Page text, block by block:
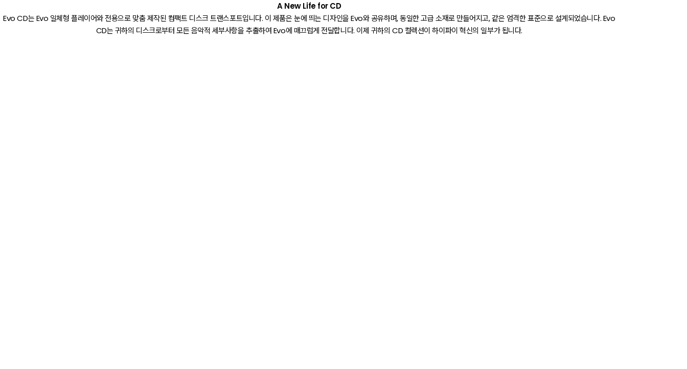
A New Life for CD
Evo CD는 Evo 일체형 플레이어와 전용으로 맞춤 제작된 컴팩트 디스크 트랜스포트입니다. 이 제품은 눈에 띄는 디자인을 Evo와 공유하며, 동일한 고급 소재로 만들어지고, 같은 엄격한 표준으로 설계되었습니다. Evo
CD는 귀하의 디스크로부터 모든 음악적 세부사항을 추출하여 Evo에 매끄럽게 전달합니다. 이제 귀하의 CD 컬렉션이 하이파이 혁신의 일부가 됩니다.